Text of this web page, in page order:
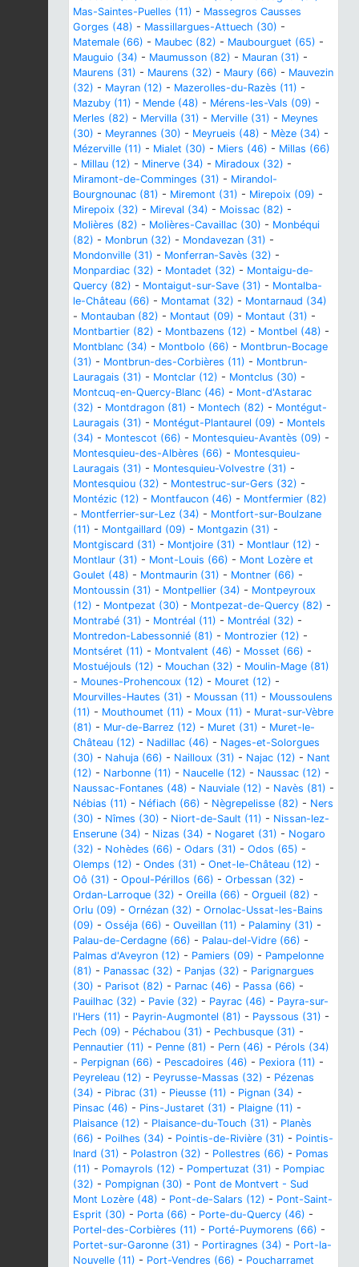
Mas-Saintes-Puelles (11) - Massegros Causses
Gorges (48) - Massillargues-Attuech (30) -
Matemale (66) - Maubec (82) - Maubourguet (65) -
Mauguio (34) - Maumusson (82) - Mauran (31) -
Maurens (31) - Maurens (32) - Maury (66) - Mauvezin
(32) - Mayran (12) - Mazerolles-du-Razès (11) -
Mazuby (11) - Mende (48) - Mérens-les-Vals (09) -
Merles (82) - Mervilla (31) - Merville (31) - Meynes
(30) - Meyrannes (30) - Meyrueis (48) - Mèze (34) -
Mézerville (11) - Mialet (30) - Miers (46) - Millas (66)
- Millau (12) - Minerve (34) - Miradoux (32) -
Miramont-de-Comminges (31) - Mirandol-
Bourgnounac (81) - Miremont (31) - Mirepoix (09) -
Mirepoix (32) - Mireval (34) - Moissac (82) -
Molières (82) - Molières-Cavaillac (30) - Monbéqui
(82) - Monbrun (32) - Mondavezan (31) -
Mondonville (31) - Monferran-Savès (32) -
Monpardiac (32) - Montadet (32) - Montaigu-de-
Quercy (82) - Montaigut-sur-Save (31) - Montalba-
le-Château (66) - Montamat (32) - Montarnaud (34)
- Montauban (82) - Montaut (09) - Montaut (31) -
Montbartier (82) - Montbazens (12) - Montbel (48) -
Montblanc (34) - Montbolo (66) - Montbrun-Bocage
(31) - Montbrun-des-Corbières (11) - Montbrun-
Lauragais (31) - Montclar (12) - Montclus (30) -
Montcuq-en-Quercy-Blanc (46) - Mont-d'Astarac
(32) - Montdragon (81) - Montech (82) - Montégut-
Lauragais (31) - Montégut-Plantaurel (09) - Montels
(34) - Montescot (66) - Montesquieu-Avantès (09) -
Montesquieu-des-Albères (66) - Montesquieu-
Lauragais (31) - Montesquieu-Volvestre (31) -
Montesquiou (32) - Montestruc-sur-Gers (32) -
Montézic (12) - Montfaucon (46) - Montfermier (82)
- Montferrier-sur-Lez (34) - Montfort-sur-Boulzane
(11) - Montgaillard (09) - Montgazin (31) -
Montgiscard (31) - Montjoire (31) - Montlaur (12) -
Montlaur (31) - Mont-Louis (66) - Mont Lozère et
Goulet (48) - Montmaurin (31) - Montner (66) -
Montoussin (31) - Montpellier (34) - Montpeyroux
(12) - Montpezat (30) - Montpezat-de-Quercy (82) -
Montrabé (31) - Montréal (11) - Montréal (32) -
Montredon-Labessonnié (81) - Montrozier (12) -
Montséret (11) - Montvalent (46) - Mosset (66) -
Mostuéjouls (12) - Mouchan (32) - Moulin-Mage (81)
- Mounes-Prohencoux (12) - Mouret (12) -
Mourvilles-Hautes (31) - Moussan (11) - Moussoulens
(11) - Mouthoumet (11) - Moux (11) - Murat-sur-Vèbre
(81) - Mur-de-Barrez (12) - Muret (31) - Muret-le-
Château (12) - Nadillac (46) - Nages-et-Solorgues
(30) - Nahuja (66) - Nailloux (31) - Najac (12) - Nant
(12) - Narbonne (11) - Naucelle (12) - Naussac (12) -
Naussac-Fontanes (48) - Nauviale (12) - Navès (81) -
Nébias (11) - Néfiach (66) - Nègrepelisse (82) - Ners
(30) - Nîmes (30) - Niort-de-Sault (11) - Nissan-lez-
Enserune (34) - Nizas (34) - Nogaret (31) - Nogaro
(32) - Nohèdes (66) - Odars (31) - Odos (65) -
Olemps (12) - Ondes (31) - Onet-le-Château (12) -
Oô (31) - Opoul-Périllos (66) - Orbessan (32) -
Ordan-Larroque (32) - Oreilla (66) - Orgueil (82) -
Orlu (09) - Ornézan (32) - Ornolac-Ussat-les-Bains
(09) - Osséja (66) - Ouveillan (11) - Palaminy (31) -
Palau-de-Cerdagne (66) - Palau-del-Vidre (66) -
Palmas d'Aveyron (12) - Pamiers (09) - Pampelonne
(81) - Panassac (32) - Panjas (32) - Parignargues
(30) - Parisot (82) - Parnac (46) - Passa (66) -
Pauilhac (32) - Pavie (32) - Payrac (46) - Payra-sur-
l'Hers (11) - Payrin-Augmontel (81) - Payssous (31) -
Pech (09) - Péchabou (31) - Pechbusque (31) -
Pennautier (11) - Penne (81) - Pern (46) - Pérols (34)
- Perpignan (66) - Pescadoires (46) - Pexiora (11) -
Peyreleau (12) - Peyrusse-Massas (32) - Pézenas
(34) - Pibrac (31) - Pieusse (11) - Pignan (34) -
Pinsac (46) - Pins-Justaret (31) - Plaigne (11) -
Plaisance (12) - Plaisance-du-Touch (31) - Planès
(66) - Poilhes (34) - Pointis-de-Rivière (31) - Pointis-
Inard (31) - Polastron (32) - Pollestres (66) - Pomas
(11) - Pomayrols (12) - Pompertuzat (31) - Pompiac
(32) - Pompignan (30) - Pont de Montvert - Sud
Mont Lozère (48) - Pont-de-Salars (12) - Pont-Saint-
Esprit (30) - Porta (66) - Porte-du-Quercy (46) -
Portel-des-Corbières (11) - Porté-Puymorens (66) -
Portet-sur-Garonne (31) - Portiragnes (34) - Port-la-
Nouvelle (11) - Port-Vendres (66) - Poucharramet